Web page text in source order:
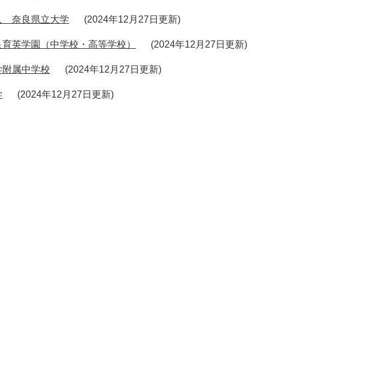
奈良県立大学 2024年12月27日更新
英学園（中学校・高等学校） 2024年12月27日更新
附属中学校 2024年12月27日更新
2024年12月27日更新